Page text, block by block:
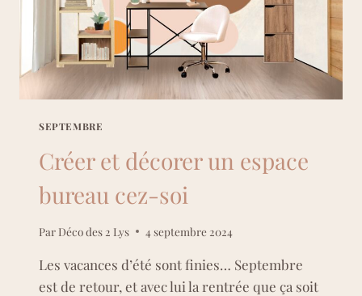
SEPTEMBRE
Créer et décorer un espace
bureau cez-soi
Par Déco des 2 Lys 4 septembre 2024
Les vacances d’été sont finies… Septembre
est de retour, et avec lui la rentrée que ça soit